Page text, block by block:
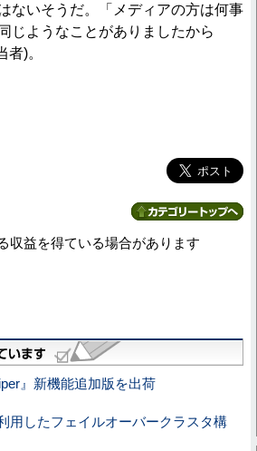
ないそうだ。「メディアの方は何事
じようなことがありましたから
)。
収益を得ている場合があります
』新機能追加版を出荷
用したフェイルオーバークラスタ構